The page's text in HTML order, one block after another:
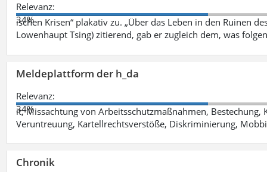
Relevanz:
34%
ischen Krisen“ plakativ zu. „Über das Leben in den Ruinen
Lowenhaupt Tsing) zitierend, gab er zugleich dem, was
Meldeplattform der h_da
Relevanz:
34%
it, Missachtung von Arbeitsschutzmaßnahmen,
Veruntreuung, Kartellrechtsverstöße, Diskriminierung,
Chronik